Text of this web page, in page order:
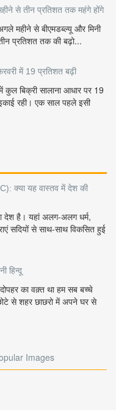
से तीन प्रतिशत तक महंगे होंगे
महीने से बीएमडब्ल्यू और मिनी
प्रतिशत तक की बढ़ो...
में 19 प्रतिशत बढ़ी
कुल बिक्री सालाना आधार पर 19
रही। एक साल पहले इसी
क्या यह वास्तव में देश की
देश है। यहां अलग-अलग धर्म,
सदियों से साथ-साथ विकसित हुई
हिन्दू
का वक़्त था हम सब बच्चे
से शहर छाछरो में अपने घर से
Images